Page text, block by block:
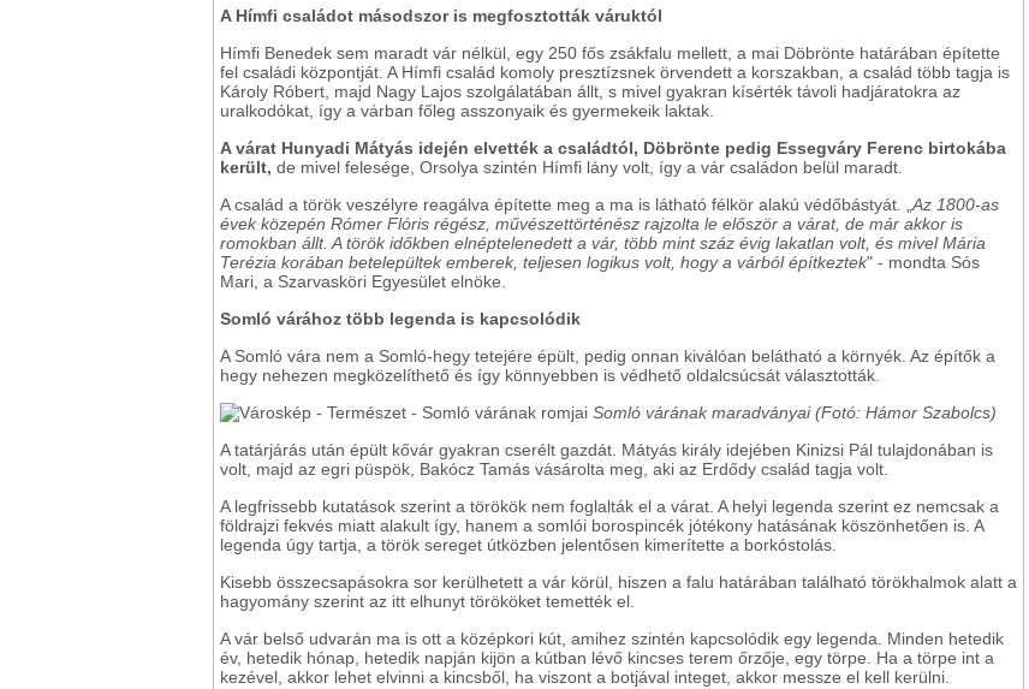
A Hímfi családot másodszor is megfosztották váruktól
Hímfi Benedek sem maradt vár nélkül, egy 250 fős zsákfalu mellett, a mai Döbrönte határában építette
fel családi központját. A Hímfi család komoly presztízsnek örvendett a korszakban, a család több tagja is
Károly Róbert, majd Nagy Lajos szolgálatában állt, s mivel gyakran kísérték távoli hadjáratokra az
uralkodókat, így a várban főleg asszonyaik és gyermekeik laktak.
A várat Hunyadi Mátyás idején elvették a családtól, Döbrönte pedig Essegváry Ferenc birtokába
került, de mivel felesége, Orsolya szintén Hímfi lány volt, így a vár családon belül maradt.
A család a török veszélyre reagálva építette meg a ma is látható félkör alakú védőbástyát. „ Az 1800-as
évek közepén Rómer Flóris régész, művészettörténész rajzolta le először a várat, de már akkor is
romokban állt. A török időkben elnéptelenedett a vár, több mint száz évig lakatlan volt, és mivel Mária
Terézia korában betelepültek emberek, teljesen logikus volt, hogy a várból építkeztek" - mondta Sós
Mari, a Szarvasköri Egyesület elnöke.
Somló várához több legenda is kapcsolódik
A Somló vára nem a Somló-hegy tetejére épült, pedig onnan kiválóan belátható a környék. Az építők a
hegy nehezen megközelíthető és így könnyebben is védhető oldalcsúcsát választották.
Somló várának maradványai (Fotó: Hámor Szabolcs)
A tatárjárás után épült kővár gyakran cserélt gazdát. Mátyás király idejében Kinizsi Pál tulajdonában is
volt, majd az egri püspök, Bakócz Tamás vásárolta meg, aki az Erdődy család tagja volt.
A legfrissebb kutatások szerint a törökök nem foglalták el a várat. A helyi legenda szerint ez nemcsak a
földrajzi fekvés miatt alakult így, hanem a somlói borospincék jótékony hatásának köszönhetően is. A
legenda úgy tartja, a török sereget útközben jelentősen kimerítette a borkóstolás.
Kisebb összecsapásokra sor kerülhetett a vár körül, hiszen a falu határában található törökhalmok alatt a
hagyomány szerint az itt elhunyt törököket temették el.
A vár belső udvarán ma is ott a középkori kút, amihez szintén kapcsolódik egy legenda. Minden hetedik
év, hetedik hónap, hetedik napján kijön a kútban lévő kincses terem őrzője, egy törpe. Ha a törpe int a
kezével, akkor lehet elvinni a kincsből, ha viszont a botjával integet, akkor messze el kell kerülni.